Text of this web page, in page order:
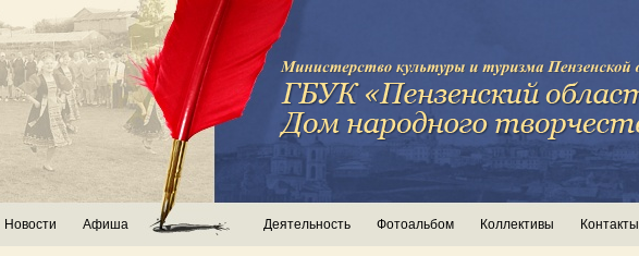
Новости Афиша Деятельность Фотоальбом Коллективы Контакты